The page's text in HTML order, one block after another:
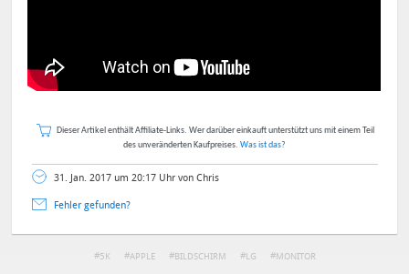
Dieser Artikel enthält Affiliate-Links. Wer darüber einkauft unterstützt uns mit einem Teil
des unveränderten Kaufpreises. Was ist das?
31. Jan. 2017 um 20:17 Uhr von Chris
Fehler gefunden?
5K APPLE BILDSCHIRM LG MONITOR